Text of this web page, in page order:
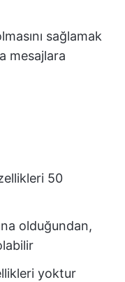
sağlamak
mesajlara
50
olduğundan,
yoktur